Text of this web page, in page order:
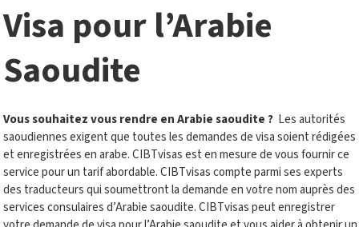
Visa pour l’Arabie
Saoudite
Vous souhaitez vous rendre en Arabie saoudite ? Les autorités
saoudiennes exigent que toutes les demandes de visa soient rédigées
et enregistrées en arabe. CIBTvisas est en mesure de vous fournir ce
service pour un tarif abordable. CIBTvisas compte parmi ses experts
des traducteurs qui soumettront la demande en votre nom auprès des
services consulaires d’Arabie saoudite. CIBTvisas peut enregistrer